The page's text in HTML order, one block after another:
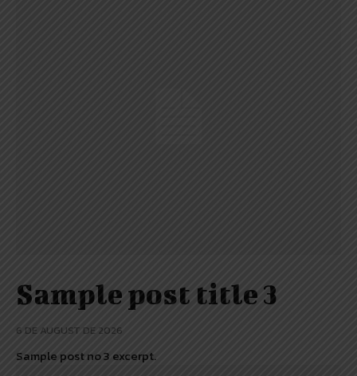
Sample post title 3
6 DE AUGUST DE 2026
Sample post no 3 excerpt.